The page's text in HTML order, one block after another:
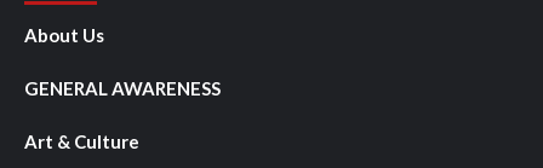
About Us
GENERAL AWARENESS
Art & Culture